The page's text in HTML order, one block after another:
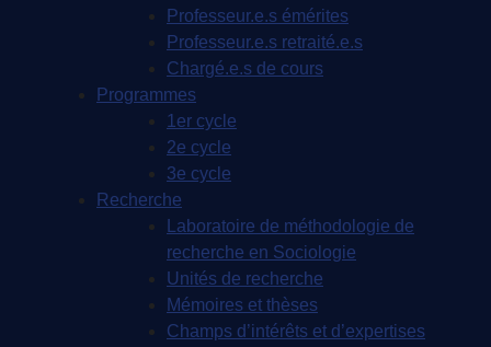
Professeur.e.s émérites
Professeur.e.s retraité.e.s
Chargé.e.s de cours
Programmes
1er cycle
2e cycle
3e cycle
Recherche
Laboratoire de méthodologie de
recherche en Sociologie
Unités de recherche
Mémoires et thèses
Champs d’intérêts et d’expertises